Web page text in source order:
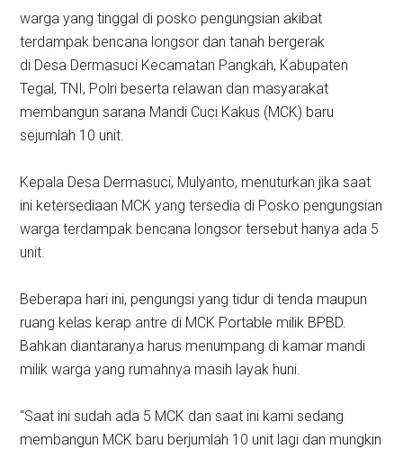
warga yang tinggal di posko pengungsian akibat
terdampak bencana longsor dan tanah bergerak
di Desa Dermasuci Kecamatan Pangkah, Kabupaten
Tegal, TNI, Polri beserta relawan dan masyarakat
membangun sarana Mandi Cuci Kakus (MCK) baru
sejumlah 10 unit.
Kepala Desa Dermasuci, Mulyanto, menuturkan jika saat
ini ketersediaan MCK yang tersedia di Posko pengungsian
warga terdampak bencana longsor tersebut hanya ada 5
unit.
Beberapa hari ini, pengungsi yang tidur di tenda maupun
ruang kelas kerap antre di MCK Portable milik BPBD.
Bahkan diantaranya harus menumpang di kamar mandi
milik warga yang rumahnya masih layak huni.
“Saat ini sudah ada 5 MCK dan saat ini kami sedang
membangun MCK baru berjumlah 10 unit lagi dan mungkin